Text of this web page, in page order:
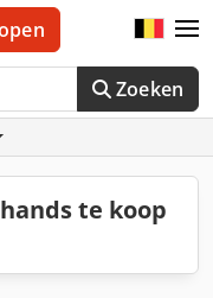
Zoeken
te koop